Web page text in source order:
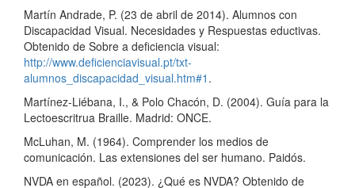
Martín Andrade, P. (23 de abril de 2014). Alumnos con
Discapacidad Visual. Necesidades y Respuestas eductivas.
Obtenido de Sobre a deficiencia visual:
http://www.deficienciavisual.pt/txt-
alumnos_discapacidad_visual.htm#1 .
Martínez-Liébana, I., & Polo Chacón, D. (2004). Guía para la
Lectoescritrua Braille. Madrid: ONCE.
McLuhan, M. (1964). Comprender los medios de
comunicación. Las extensiones del ser humano. Paidós.
NVDA en español. (2023). ¿Qué es NVDA? Obtenido de